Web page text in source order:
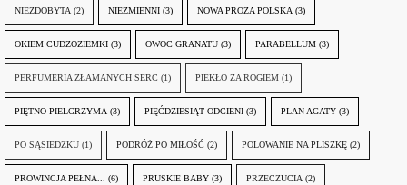
NIEZDOBYTA (2) NIEZMIENNI (3) NOWA PROZA POLSKA (3)
OKIEM CUDZOZIEMKI (3) OWOC GRANATU (3) PARABELLUM (3)
PERFUMERIA ZŁAMANYCH SERC (1) PIEKŁO ZA ROGIEM (1)
PIĘTNO PIELGRZYMA (3) PIĘĆDZIESIĄT ODCIENI (3) PLAN AGATY (3)
PO SĄSIEDZKU (1) PODRÓŻ PO MIŁOŚĆ (2) POLOWANIE NA PLISZKĘ (2)
PROWINCJA PEŁNA... (6) PRUSKIE BABY (3) PRZECZUCIA (2)